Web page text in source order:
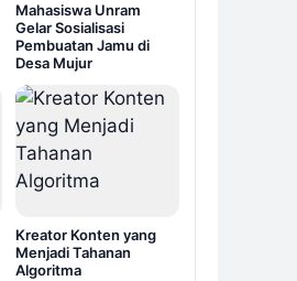
Mahasiswa Unram
Gelar Sosialisasi
Pembuatan Jamu di
Desa Mujur
Kreator Konten yang
Menjadi Tahanan
Algoritma